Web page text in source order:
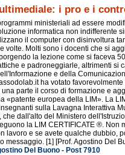
i pro e i
ministeriali ad essere
informatica non indifferente
il computer con disinvoltura
volte. Molti sono i docenti che si
la lezione come si faceva
e padroneggiarle, altrimenti
e della
ha votato
parte il corso di formazione e
«patente europea della LIM». La
sulla Lavagna Interattiva
dall'alto del Ministero
la LIM CERTIFICATE ®. Non
lavoro e se avete qualche dubbio,
messaggio. [1] [Prof. Agostino Del
Del Buono - Post 7910